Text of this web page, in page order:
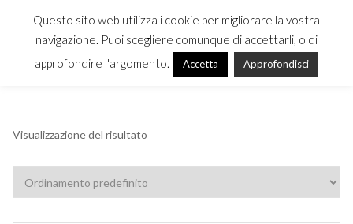
MENU
Visualizzazione del risultato
Questo sito web utilizza i cookie per migliorare la vostra
navigazione. Puoi scegliere comunque di accettarli, o di
approfondire l'argomento.
Accetta Approfondisci